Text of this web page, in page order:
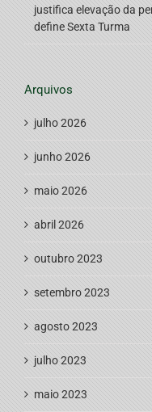
justifica elevação da
define Sexta Turma
Arquivos
julho 2026
junho 2026
maio 2026
abril 2026
outubro 2023
setembro 2023
agosto 2023
julho 2023
maio 2023